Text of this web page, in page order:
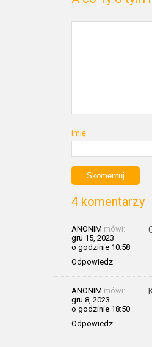
Imię
4 komentarzy
ANONIM mówi:
gru 15, 2023
o godzinie 10:58
Odpowiedz
ANONIM mówi:
gru 8, 2023
o godzinie 18:50
Odpowiedz